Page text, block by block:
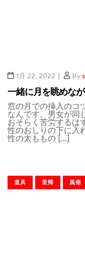
1月 22, 2022 By
一緒に月を眺めなが
窓の月での挿入のコ
なんです。男女が同
おそらく苦労するは
性のおしりの下に入
性の太ももの […]
道具 里帰 風俗